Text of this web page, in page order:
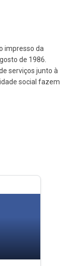
impresso da
de 1986.
serviços junto à
social fazem